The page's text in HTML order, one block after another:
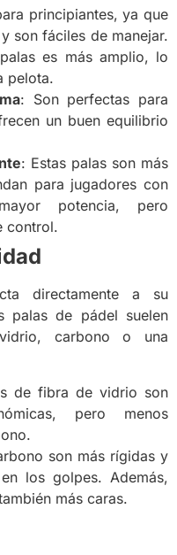
principiantes, ya que
son fáciles de manejar.
es más amplio, lo
pelota.
: Son perfectas para
un buen equilibrio
: Estas palas son más
para jugadores con
potencia, pero
control.
directamente a su
palas de pádel suelen
carbono o una
de fibra de vidrio son
pero menos
son más rígidas y
los golpes. Además,
más caras.